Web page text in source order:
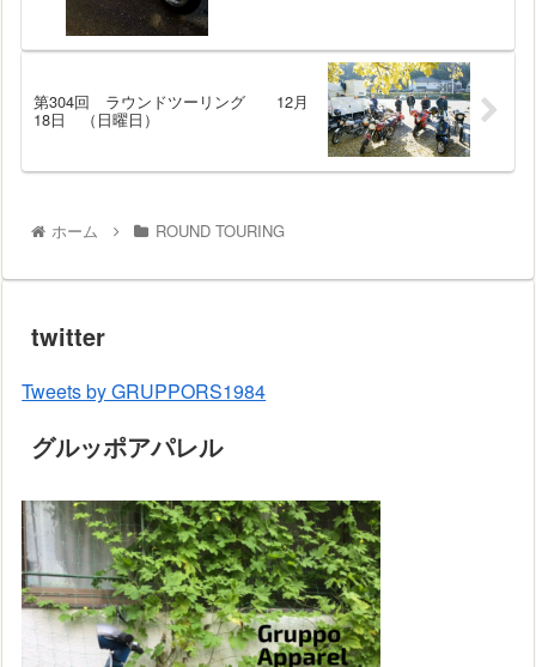
第304回 ラウンドツーリング 12月
18日 （日曜日）
ホーム ROUND TOURING
twitter
Tweets by GRUPPORS1984
グルッポアパレル